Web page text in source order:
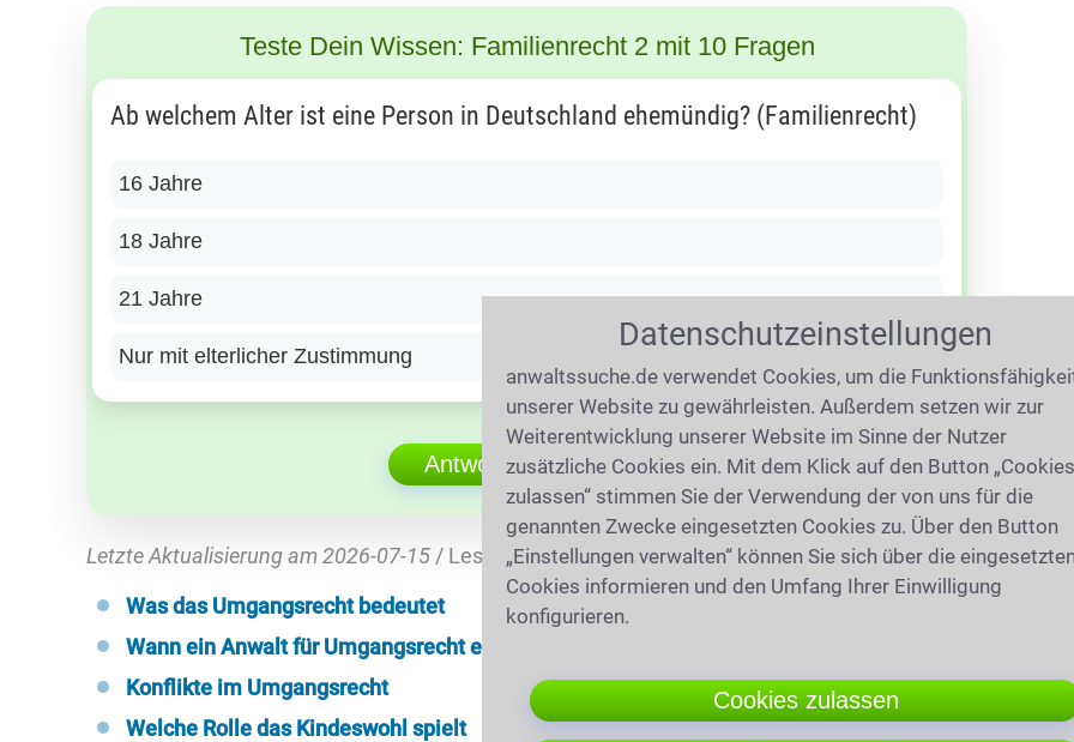
Teste Dein Wissen: Familienrecht 2 mit 10 Fragen
Ab welchem Alter ist eine Person in Deutschland ehemündig? (Familienrecht)
16 Jahre
18 Jahre
21 Jahre
Nur mit elterlicher Zustimmung
Antwort überprüfen
Letzte Aktualisierung am 2026-07-15 / Lesedauer ca. 3 Minuten
Was das Umgangsrecht bedeutet
Wann ein Anwalt für Umgangsrecht einbezogen werden sollte
Konflikte im Umgangsrecht
Welche Rolle das Kindeswohl spielt
Datenschutzeinstellungen
anwaltssuche.de verwendet Cookies, um die
unserer Website zu gewährleisten. Außerdem setzen wir zur
Weiterentwicklung unserer Website im Sinne der Nutzer
zusätzliche Cookies ein. Mit dem Klick auf den Button „Cookies
zulassen“ stimmen Sie der Verwendung der von uns für die
genannten Zwecke eingesetzten Cookies zu. Über den Button
„Einstellungen verwalten“ können Sie sich über die
Cookies informieren und den Umfang Ihrer Einwilligung
konfigurieren.
Cookies zulassen